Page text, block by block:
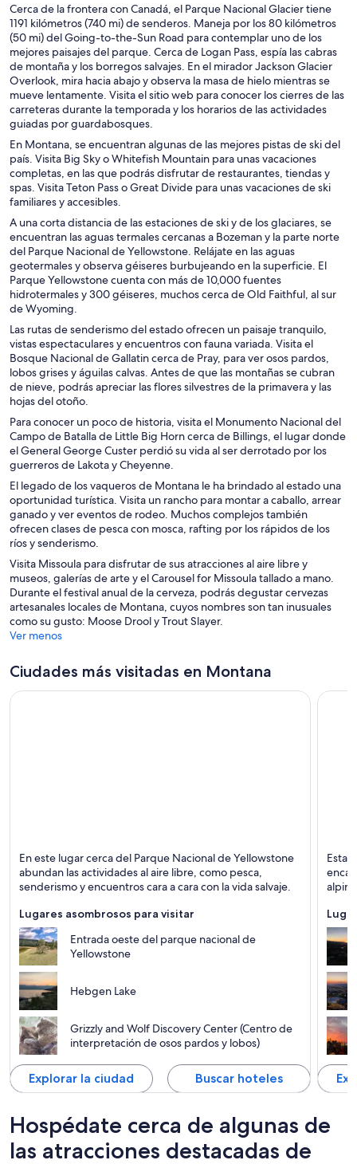
Cerca de la frontera con Canadá, el Parque Nacional Glacier tiene
1191 kilómetros (740 mi) de senderos. Maneja por los 80 kilómetros
(50 mi) del Going-to-the-Sun Road para contemplar uno de los
mejores paisajes del parque. Cerca de Logan Pass, espía las cabras
de montaña y los borregos salvajes. En el mirador Jackson Glacier
Overlook, mira hacia abajo y observa la masa de hielo mientras se
mueve lentamente. Visita el sitio web para conocer los cierres de las
carreteras durante la temporada y los horarios de las actividades
guiadas por guardabosques.
En Montana, se encuentran algunas de las mejores pistas de ski del
país. Visita Big Sky o Whitefish Mountain para unas vacaciones
completas, en las que podrás disfrutar de restaurantes, tiendas y
spas. Visita Teton Pass o Great Divide para unas vacaciones de ski
familiares y accesibles.
A una corta distancia de las estaciones de ski y de los glaciares, se
encuentran las aguas termales cercanas a Bozeman y la parte norte
del Parque Nacional de Yellowstone. Relájate en las aguas
geotermales y observa géiseres burbujeando en la superficie. El
Parque Yellowstone cuenta con más de 10,000 fuentes
hidrotermales y 300 géiseres, muchos cerca de Old Faithful, al sur
de Wyoming.
Las rutas de senderismo del estado ofrecen un paisaje tranquilo,
vistas espectaculares y encuentros con fauna variada. Visita el
Bosque Nacional de Gallatin cerca de Pray, para ver osos pardos,
lobos grises y águilas calvas. Antes de que las montañas se cubran
de nieve, podrás apreciar las flores silvestres de la primavera y las
hojas del otoño.
Para conocer un poco de historia, visita el Monumento Nacional del
Campo de Batalla de Little Big Horn cerca de Billings, el lugar donde
el General George Custer perdió su vida al ser derrotado por los
guerreros de Lakota y Cheyenne.
El legado de los vaqueros de Montana le ha brindado al estado una
oportunidad turística. Visita un rancho para montar a caballo, arrear
ganado y ver eventos de rodeo. Muchos complejos también
ofrecen clases de pesca con mosca, rafting por los rápidos de los
ríos y senderismo.
Visita Missoula para disfrutar de sus atracciones al aire libre y
museos, galerías de arte y el Carousel for Missoula tallado a mano.
Durante el festival anual de la cerveza, podrás degustar cervezas
artesanales locales de Montana, cuyos nombres son tan inusuales
como su gusto: Moose Drool y Trout Slayer.
Ver menos
Ciudades más visitadas en Montana
Naturaleza, Parques naturales y Vida silvestre
En este lugar cerca del Parque Nacional de Yellowstone
abundan las actividades al aire libre, como pesca,
senderismo y encuentros cara a cara con la vida salvaje.
Lugares asombrosos para visitar
Entrada oeste del parque nacional de
Yellowstone
Hebgen Lake
Grizzly and Wolf Discovery Center (Centro de
interpretación de osos pardos y lobos)
Explorar la ciudad Buscar hoteles
Ríos,
Esta
Hospédate cerca de algunas de
las atracciones destacadas de